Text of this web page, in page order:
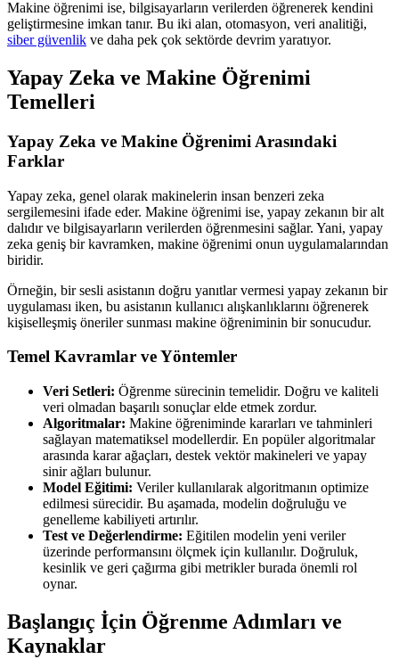
Makine öğrenimi ise, bilgisayarların verilerden öğrenerek kendini
geliştirmesine imkan tanır. Bu iki alan, otomasyon, veri analitiği,
siber güvenlik ve daha pek çok sektörde devrim yaratıyor.
Yapay Zeka ve Makine Öğrenimi
Temelleri
Yapay Zeka ve Makine Öğrenimi Arasındaki
Farklar
Yapay zeka, genel olarak makinelerin insan benzeri zeka
sergilemesini ifade eder. Makine öğrenimi ise, yapay zekanın bir alt
dalıdır ve bilgisayarların verilerden öğrenmesini sağlar. Yani, yapay
zeka geniş bir kavramken, makine öğrenimi onun uygulamalarından
biridir.
Örneğin, bir sesli asistanın doğru yanıtlar vermesi yapay zekanın bir
uygulaması iken, bu asistanın kullanıcı alışkanlıklarını öğrenerek
kişiselleşmiş öneriler sunması makine öğreniminin bir sonucudur.
Temel Kavramlar ve Yöntemler
Veri Setleri: Öğrenme sürecinin temelidir. Doğru ve kaliteli
veri olmadan başarılı sonuçlar elde etmek zordur.
Algoritmalar: Makine öğreniminde kararları ve tahminleri
sağlayan matematiksel modellerdir. En popüler algoritmalar
arasında karar ağaçları, destek vektör makineleri ve yapay
sinir ağları bulunur.
Model Eğitimi: Veriler kullanılarak algoritmanın optimize
edilmesi sürecidir. Bu aşamada, modelin doğruluğu ve
genelleme kabiliyeti artırılır.
Test ve Değerlendirme: Eğitilen modelin yeni veriler
üzerinde performansını ölçmek için kullanılır. Doğruluk,
kesinlik ve geri çağırma gibi metrikler burada önemli rol
oynar.
Başlangıç İçin Öğrenme Adımları ve
Kaynaklar